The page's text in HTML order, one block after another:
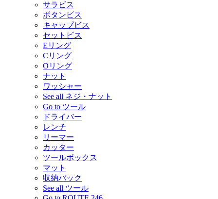
サラビス
ボタンビス
キャップビス
セットビス
Eリング
Cリング
Oリング
ナット
ワッシャー
See all ネジ・ナット
Go to ツール
ドライバー
レンチ
リーマー
カッター
ツールボックス
マット
収納バック
See all ツール